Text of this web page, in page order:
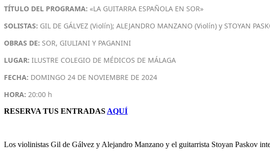
TÍTULO DEL PROGRAMA: «LA GUITARRA ESPAÑOLA EN SOR»
SOLISTAS: GIL DE GÁLVEZ (Violín); ALEJANDRO MANZANO (Violín) y STOYAN
OBRAS DE: SOR, GIULIANI Y PAGANINI
LUGAR: ILUSTRE COLEGIO DE MÉDICOS DE MÁLAGA
FECHA: DOMINGO 24 DE NOVIEMBRE DE 2024
HORA: 20:00 h
RESERVA TUS ENTRADAS AQUÍ
Los violinistas Gil de Gálvez y Alejandro Manzano y el guitarrista Stoyan Paskov